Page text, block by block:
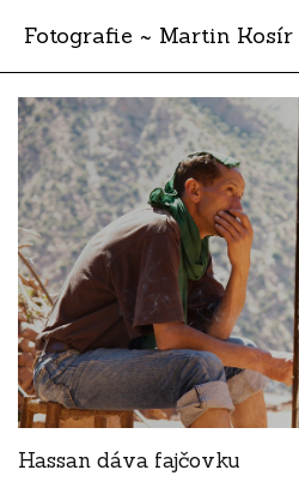
Fotografie ~ Martin Kosír
Moje obľúbené
Albumy
Miesta
Archív
Vyhľadávanie
Hassan dáva fajčovku